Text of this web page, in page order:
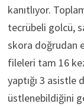
kanıtlıyor.
tecrübeli golcü,
skora doğrudan
fileleri tam 16
yaptığı 3 asistle
üstlenebildiğini